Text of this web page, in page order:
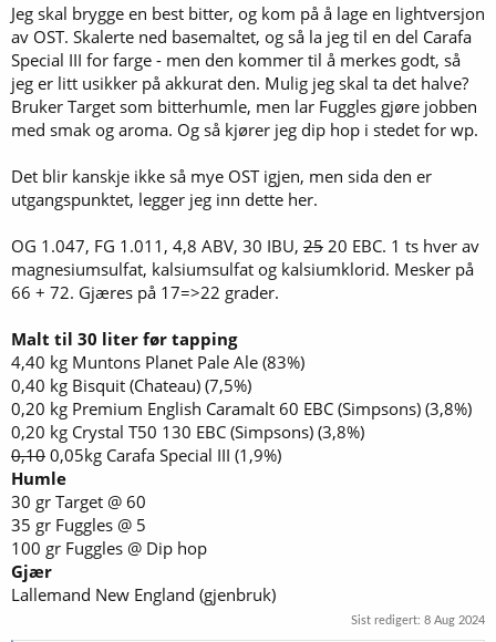
:
Jeg skal brygge en best bitter, og kom på å lage en lightversjon
av OST. Skalerte ned basemaltet, og så la jeg til en del Carafa
Special III for farge - men den kommer til å merkes godt, så
jeg er litt usikker på akkurat den. Mulig jeg skal ta det halve?
Bruker Target som bitterhumle, men lar Fuggles gjøre jobben
med smak og aroma. Og så kjører jeg dip hop i stedet for wp.
Det blir kanskje ikke så mye OST igjen, men sida den er
utgangspunktet, legger jeg inn dette her.
OG 1.047, FG 1.011, 4,8 ABV, 30 IBU, 25 20 EBC. 1 ts hver av
magnesiumsulfat, kalsiumsulfat og kalsiumklorid. Mesker på
66 + 72. Gjæres på 17=>22 grader.
Malt til 30 liter før tapping
4,40 kg Muntons Planet Pale Ale (83%)
0,40 kg Bisquit (Chateau) (7,5%)
0,20 kg Premium English Caramalt 60 EBC (Simpsons) (3,8%)
0,20 kg Crystal T50 130 EBC (Simpsons) (3,8%)
0,10 0,05kg Carafa Special III (1,9%)
Humle
30 gr Target @ 60
35 gr Fuggles @ 5
100 gr Fuggles @ Dip hop
Gjær
Lallemand New England (gjenbruk)
Sist redigert: 8 Aug 2024